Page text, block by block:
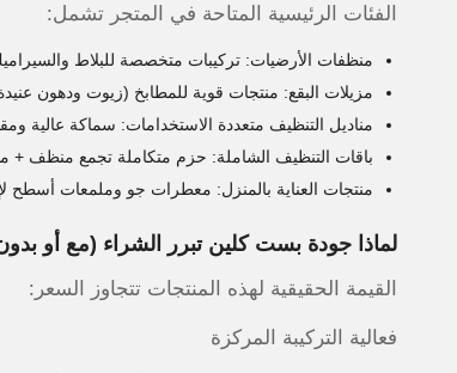
الفئات الرئيسية المتاحة في المتجر تشمل:
منظفات الأرضيات: تركيبات متخصصة للبلاط
مزيلات البقع: منتجات قوية للمطابخ (زيوت ودهون
مناديل التنظيف متعددة الاستخدامات: سماكة عالية
باقات التنظيف الشاملة: حزم متكاملة تجمع منظف +
منتجات العناية بالمنزل: معطرات جو وملمعات أسطح
لماذا جودة بست كلين تبرر الشراء (مع أو
القيمة الحقيقية لهذه المنتجات تتجاوز السعر:
فعالية التركيبة المركزة